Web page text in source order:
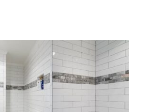
les
actions
faveur
des
personnes